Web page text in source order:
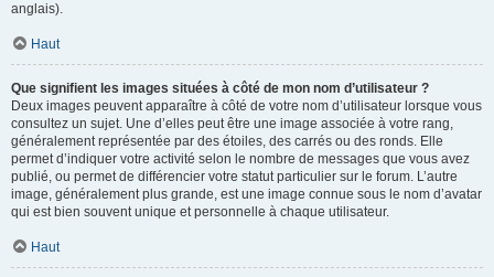
anglais).
Haut
Que signifient les images situées à côté de mon nom d’utilisateur ?
Deux images peuvent apparaître à côté de votre nom d’utilisateur lorsque vous
consultez un sujet. Une d’elles peut être une image associée à votre rang,
généralement représentée par des étoiles, des carrés ou des ronds. Elle
permet d’indiquer votre activité selon le nombre de messages que vous avez
publié, ou permet de différencier votre statut particulier sur le forum. L’autre
image, généralement plus grande, est une image connue sous le nom d’avatar
qui est bien souvent unique et personnelle à chaque utilisateur.
Haut